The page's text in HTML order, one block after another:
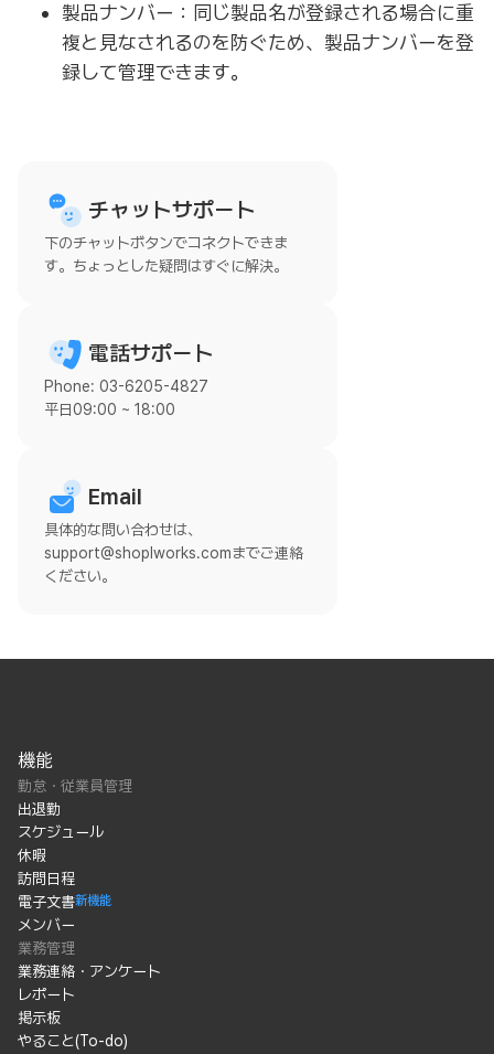
製品ナンバー：同じ製品名が登録される場合に重
複と見なされるのを防ぐため、製品ナンバーを登
録して管理できます。
チャットサポート
下のチャットボタンでコネクトできま
す。ちょっとした疑問はすぐに解決。
電話サポート
Phone: 03-6205-4827
平日09:00 ~ 18:00
Email
具体的な問い合わせは、
support@shoplworks.comまでご連絡
ください。
機能
勤怠・従業員管理
出退勤
スケジュール
休暇
訪問日程
電子文書新機能
メンバー
業務管理
業務連絡・アンケート
レポート
掲示板
やること(To-do)